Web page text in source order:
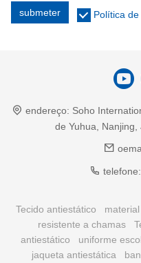
submeter Política
endereço: Soho
de Yuhua,
telefone:
Tecido antiestático
resistente a chamas
antiestático
uniforme
jaqueta antiestática